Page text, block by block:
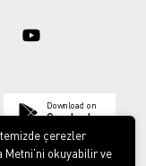
Download on
Google play
çerezler
Metni’ni okuyabilir ve